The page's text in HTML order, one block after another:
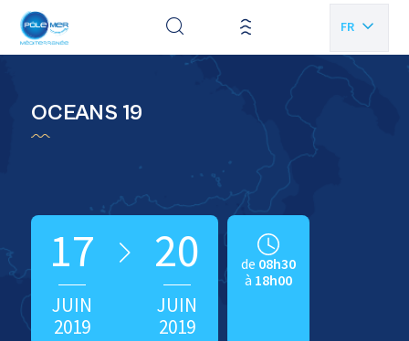
FR
OCEANS 19
17
JUIN
2019
20
JUIN
2019
de 08h30
à 18h00
Panneau de gestion des cookies